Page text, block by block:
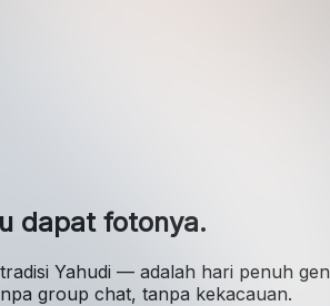
dapat fotonya.
Yahudi — adalah hari penuh
group chat, tanpa kekacauan.